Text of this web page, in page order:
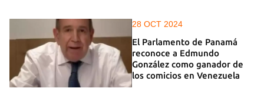
28 OCT 2024
El Parlamento de Panamá
reconoce a Edmundo
González como ganador de
los comicios en Venezuela